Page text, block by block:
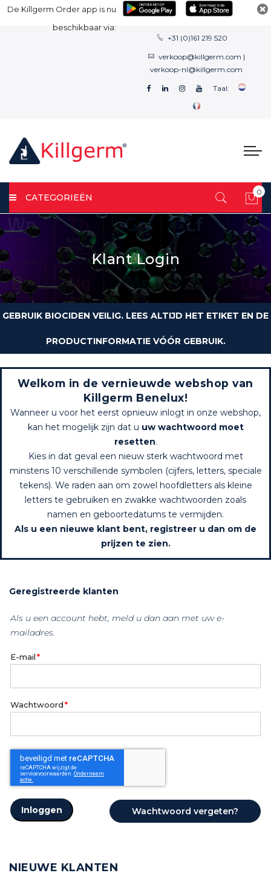
De Killgerm Order app is nu
beschikbaar via:
+31 (0)161 219 520
verkoop@killgerm.com |
verkoop-nl@killgerm.com
Taal:
CATEGORIEËN
0
Klant Login
GEBRUIK BIOCIDEN VEILIG. LEES ALTIJD HET ETIKET EN DE
PRODUCTINFORMATIE VÓÓR GEBRUIK.
Welkom in de vernieuwde webshop van
Killgerm Benelux!
Wanneer u voor het eerst opnieuw inlogt in onze webshop,
kan het mogelijk zijn dat u uw wachtwoord moet
resetten.
Kies in dat geval een nieuw sterk wachtwoord met
minstens 10 verschillende symbolen (cijfers, letters, speciale
tekens). We raden aan om zowel hoofdletters als kleine
letters te gebruiken en zwakke wachtwoorden zoals
namen en geboortedatums te vermijden.
Als u een nieuwe klant bent, registreer u dan om de
prijzen te zien.
Geregistreerde klanten
Als u een account hebt, meld u dan aan met uw e-
mailadres.
E-mail
Wachtwoord
Inloggen Wachtwoord vergeten?
NIEUWE KLANTEN